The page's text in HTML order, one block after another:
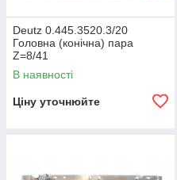
Deutz 0.445.3520.3/20
Головна (конічна) пара
Z=8/41
В наявності
Ціну уточнюйте